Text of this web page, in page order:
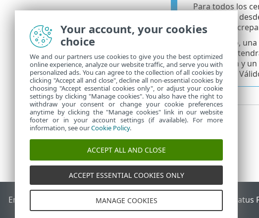
Para todos los
valor Válido
posibles
Por ejemplo,
instalación,
certificación y un
predefinido
End of Life Base de conocimiento de ESET ESET
Your account, your cookies
choice
We and our partners use cookies to give you the best optimized
online experience, analyze our website traffic, and serve you with
personalized ads. You can agree to the collection of all cookies by
clicking "Accept all and close", decline all non-essential cookies by
choosing "Accept essential cookies only", or adjust your cookie
settings by clicking "Manage cookies". You also have the right to
withdraw your consent or change your cookie preferences
anytime by clicking the "Manage cookies" link in our website
footer or in your account settings (if available). For more
information, see ourCookie Policy.
ACCEPT ALL AND CLOSE
ACCEPT ESSENTIAL COOKIES ONLY
MANAGE COOKIES